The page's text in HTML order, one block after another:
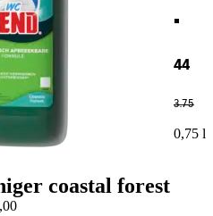
.
44
3.75
0,75 l
coastal forest